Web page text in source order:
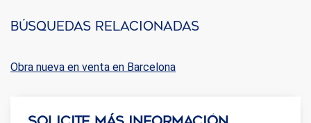
Búsquedas relacionadas
Obra nueva en venta en Barcelona